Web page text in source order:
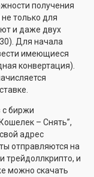
получения
только для
и даже двух
Для начала
имеющиеся
конвертация).
с биржи
– Снять”,
адрес
отправляются на
трейдоллкрипто, и
можно скачать